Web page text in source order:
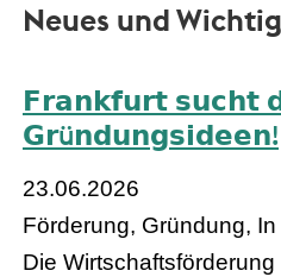
Neues und
𝗙𝗿𝗮𝗻𝗸𝗳𝘂𝗿𝘁 𝘀𝘂𝗰𝗵𝘁
𝗚𝗿ü𝗻𝗱𝘂𝗻𝗴𝘀𝗶𝗱𝗲𝗲𝗻!
23.06.2026
Förderung, Gründung,
Die